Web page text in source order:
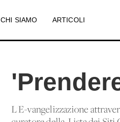
CHI SIAMO ARTICOLI
L'E-vangelizzazione